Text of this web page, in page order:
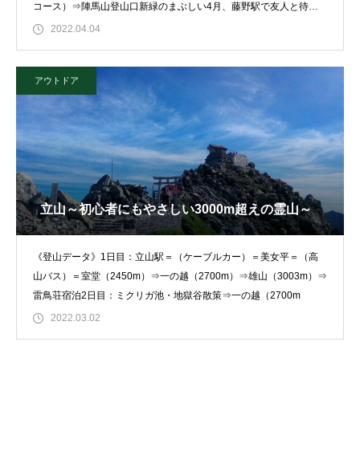
コース）⇒陣馬山登山口新緑のまぶしい4月、藤野駅で友人と待ち
合わせ2022.04.04
アウトドア
立山～初心者にもやさしい3000m超えの霊山～
《登山データ》1日目：立山駅＝（ケーブルカー）＝美女平＝（高
山バス）＝室堂（2450m）⇒一の越（2700m）⇒雄山（3003m）⇒
雷鳥荘宿泊2日目：ミクリガ池・地獄谷散策⇒一の越（2700m
2022.03.02